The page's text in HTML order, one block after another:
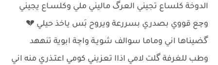
الدوخة كلساع تجيني العرگ ماليني ملي وكلسـاع يجيني
وچع قووي بصدري بسررعة ويروح بَس ياخذ حيلي 💔
گضيناها اني وماما سوالف شويـة واچة ابوية تنههد
وطب للغرفة گلت لامي اذاا تعزيني كومي اعتـذري منه اني